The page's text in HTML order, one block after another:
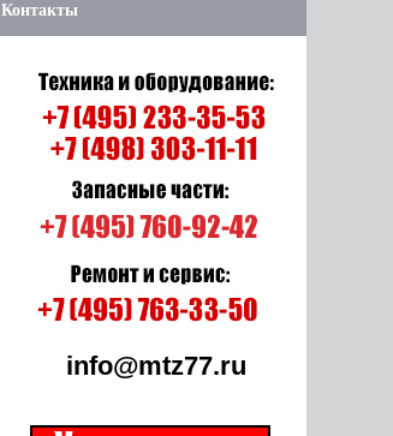
Контакты
info@mtz77.ru